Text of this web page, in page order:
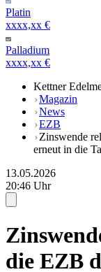
Platin
xxxx,xx €
Palladium
xxxx,xx €
Kettner
Magazin
News
EZB
Zinswende
erneut in die
13.05.2026
20:46 Uhr
die EZB